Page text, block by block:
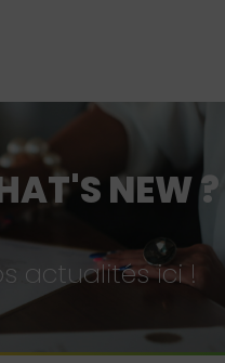
NEW ?
actualités ici !